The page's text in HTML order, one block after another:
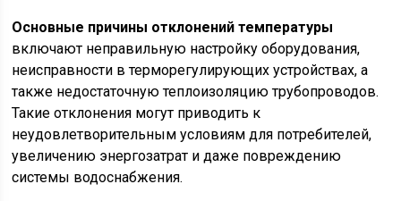
Основные причины отклонений температуры
включают неправильную настройку оборудования,
неисправности в терморегулирующих устройствах, а
также недостаточную теплоизоляцию трубопроводов.
Такие отклонения могут приводить к
неудовлетворительным условиям для потребителей,
увеличению энергозатрат и даже повреждению
системы водоснабжения.